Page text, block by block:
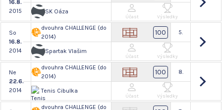
16.8.
2015
SK Oáza
Účast Výsledky
So
16.8.
2014
dvouhra CHALLENGE (do
2014)
Spartak Vlašim
100 5.
Účast Výsledky
Ne
22.6.
2014
dvouhra CHALLENGE (do
2014)
Tenis Cibulka
100 8.
Účast Výsledky
dvouhra CHALLENGE (do